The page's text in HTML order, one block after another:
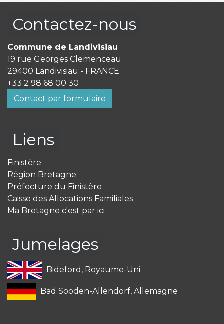
Contactez-nous
Commune de Landivisiau
19 rue Georges Clemenceau
29400 Landivisiau - FRANCE
+33 2 98 68 00 30
Contact par formulaire
Liens
Finistère
Région Bretagne
Préfecture du Finistère
Caisse des Allocations Familiales
Ma Bretagne c'est par ici
Jumelages
Bideford, Royaume-Uni
Bad Sooden-Allendorf, Allemagne